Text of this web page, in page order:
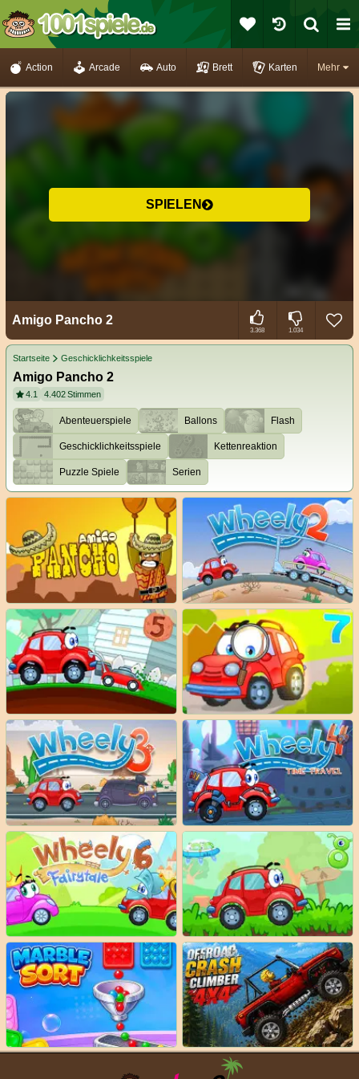
Mehr
Action Arcade Auto Brett Karten
SPIELEN
Amigo Pancho 2
3.368 1.034
Startseite Geschicklichkeitsspiele
Amigo Pancho 2
4.1 4.402Stimmen
Abenteuerspiele Ballons Flash
Geschicklichkeitsspiele Kettenreaktion
Puzzle Spiele Serien